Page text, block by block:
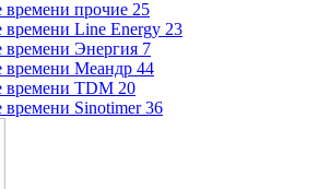
времени прочие 25
времени Line Energy 23
времени Энергия 7
времени Меандр 44
времени TDM 20
времени Sinotimer 36